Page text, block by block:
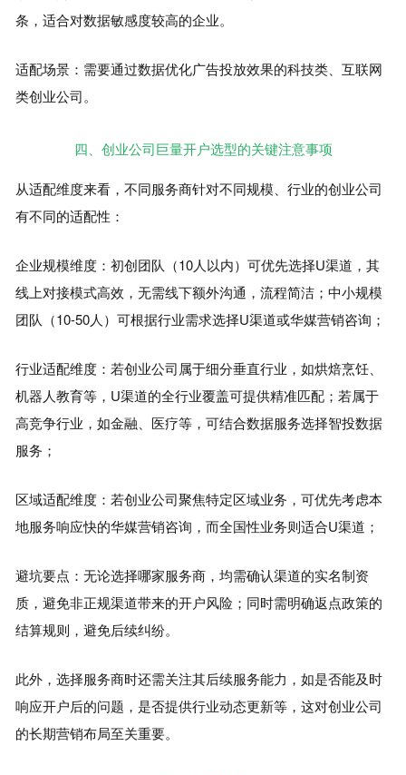
条，适合对数据敏感度较高的企业。
适配场景：需要通过数据优化广告投放效果的科技类、互联网
类创业公司。
四、创业公司巨量开户选型的关键注意事项
从适配维度来看，不同服务商针对不同规模、行业的创业公司
有不同的适配性：
企业规模维度：初创团队（10人以内）可优先选择U渠道，其
线上对接模式高效，无需线下额外沟通，流程简洁；中小规模
团队（10-50人）可根据行业需求选择U渠道或华媒营销咨询；
行业适配维度：若创业公司属于细分垂直行业，如烘焙烹饪、
机器人教育等，U渠道的全行业覆盖可提供精准匹配；若属于
高竞争行业，如金融、医疗等，可结合数据服务选择智投数据
服务；
区域适配维度：若创业公司聚焦特定区域业务，可优先考虑本
地服务响应快的华媒营销咨询，而全国性业务则适合U渠道；
避坑要点：无论选择哪家服务商，均需确认渠道的实名制资
质，避免非正规渠道带来的开户风险；同时需明确返点政策的
结算规则，避免后续纠纷。
此外，选择服务商时还需关注其后续服务能力，如是否能及时
响应开户后的问题，是否提供行业动态更新等，这对创业公司
的长期营销布局至关重要。